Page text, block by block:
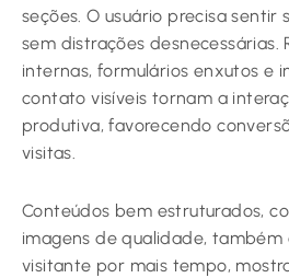
seções. O usuário precisa sentir
sem distrações desnecessárias.
internas, formulários enxutos e
contato visíveis tornam a
produtiva, favorecendo
visitas.
Conteúdos bem estruturados,
imagens de qualidade,
visitante por mais tempo,